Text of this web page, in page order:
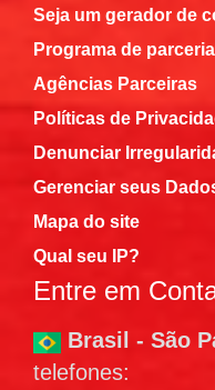
Seja um gerador de
Programa de parceria
Agências Parceiras
Políticas de
Denunciar
Gerenciar seus
Mapa do site
Qual seu IP?
Entre em
Brasil - São
telefones: